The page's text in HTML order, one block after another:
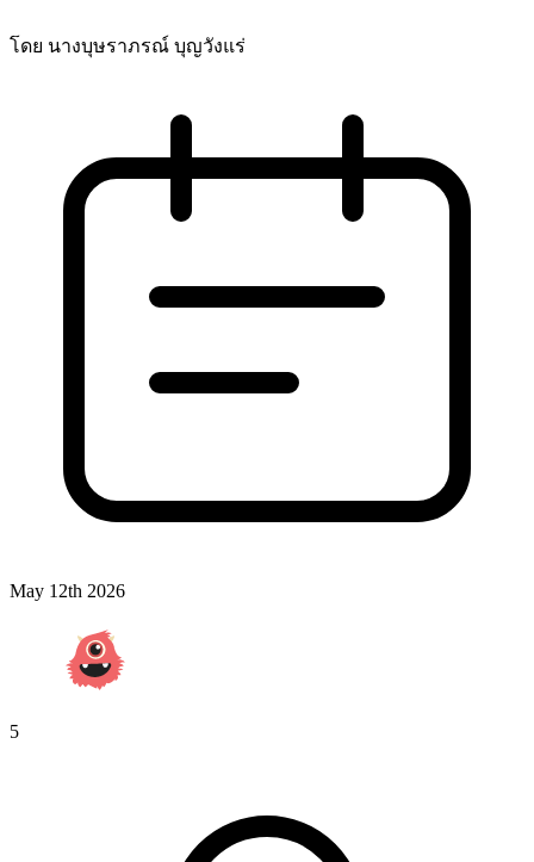
โดย นางบุษราภรณ์ บุญวังแร่
May 12th 2026
5